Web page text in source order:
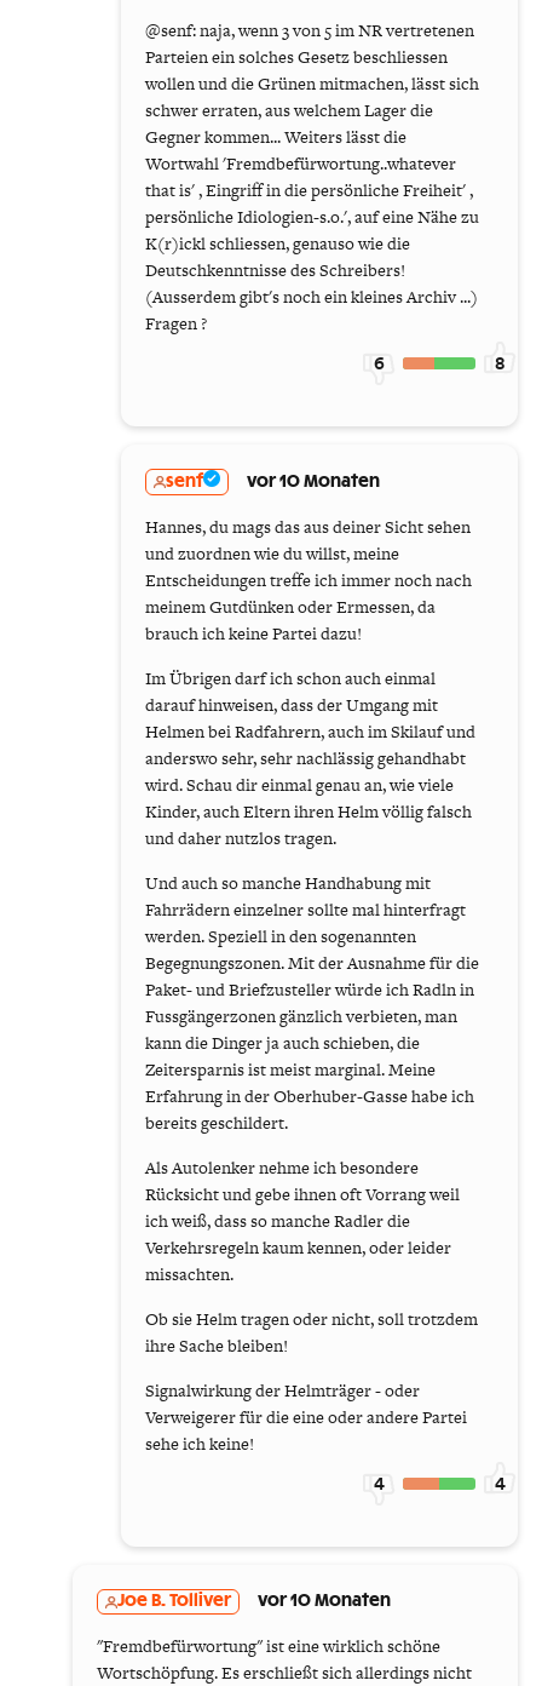
@senf: naja, wenn 3 von 5 im NR vertretenen
Parteien ein solches Gesetz beschliessen
wollen und die Grünen mitmachen, lässt sich
schwer erraten, aus welchem Lager die
Gegner kommen... Weiters lässt die
Wortwahl 'Fremdbefürwortung..whatever
that is' , Eingriff in die persönliche Freiheit' ,
persönliche Idiologien-s.o.', auf eine Nähe zu
K(r)ickl schliessen, genauso wie die
Deutschkenntnisse des Schreibers!
(Ausserdem gibt's noch ein kleines Archiv ...)
Fragen ?
6 8
senf vor 10 Monaten
Hannes, du mags das aus deiner Sicht sehen
und zuordnen wie du willst, meine
Entscheidungen treffe ich immer noch nach
meinem Gutdünken oder Ermessen, da
brauch ich keine Partei dazu!
Im Übrigen darf ich schon auch einmal
darauf hinweisen, dass der Umgang mit
Helmen bei Radfahrern, auch im Skilauf und
anderswo sehr, sehr nachlässig gehandhabt
wird. Schau dir einmal genau an, wie viele
Kinder, auch Eltern ihren Helm völlig falsch
und daher nutzlos tragen.
Und auch so manche Handhabung mit
Fahrrädern einzelner sollte mal hinterfragt
werden. Speziell in den sogenannten
Begegnungszonen. Mit der Ausnahme für die
Paket- und Briefzusteller würde ich Radln in
Fussgängerzonen gänzlich verbieten, man
kann die Dinger ja auch schieben, die
Zeitersparnis ist meist marginal. Meine
Erfahrung in der Oberhuber-Gasse habe ich
bereits geschildert.
Als Autolenker nehme ich besondere
Rücksicht und gebe ihnen oft Vorrang weil
ich weiß, dass so manche Radler die
Verkehrsregeln kaum kennen, oder leider
missachten.
Ob sie Helm tragen oder nicht, soll trotzdem
ihre Sache bleiben!
Signalwirkung der Helmträger - oder
Verweigerer für die eine oder andere Partei
sehe ich keine!
4 4
Joe B. Tolliver vor 10 Monaten
"Fremdbefürwortung" ist eine wirklich schöne
Wortschöpfung. Es erschließt sich allerdings nicht